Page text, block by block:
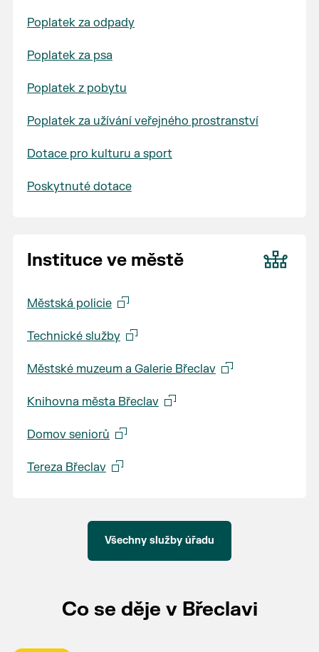
Poplatek za odpady
Poplatek za psa
Poplatek z pobytu
Poplatek za užívání veřejného prostranství
Dotace pro kulturu a sport
Poskytnuté dotace
Instituce ve městě
Městská policie
Technické služby
Městské muzeum a Galerie Břeclav
Knihovna města Břeclav
Domov seniorů
Tereza Břeclav
Všechny služby úřadu
Co se děje v Břeclavi